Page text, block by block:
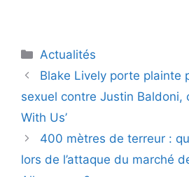
Catégories
Actualités
Blake Lively porte plainte
sexuel contre Justin Baldoni,
With Us’
400 mètres de terreur :
lors de l’attaque du marché